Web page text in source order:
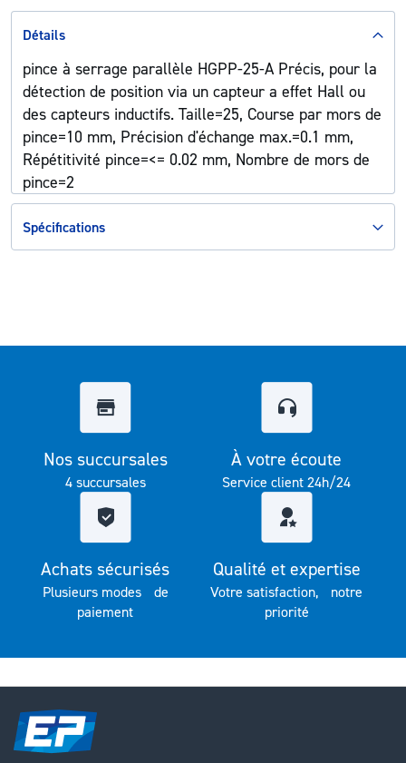
Détails
pince à serrage parallèle HGPP-25-A Précis, pour la
détection de position via un capteur a effet Hall ou
des capteurs inductifs. Taille=25, Course par mors de
pince=10 mm, Précision d'échange max.=0.1 mm,
Répétitivité pince=<= 0.02 mm, Nombre de mors de
pince=2
Spécifications
Nos succursales
4 succursales
À votre écoute
Service client 24h/24
Achats sécurisés
Plusieurs modes de
paiement
Qualité et expertise
Votre satisfaction, notre
priorité